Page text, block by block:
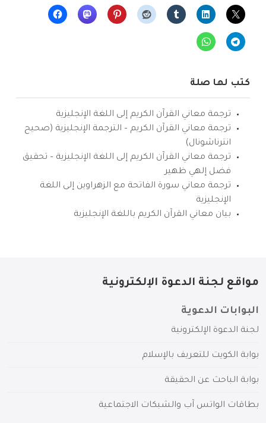
كتب لها صلة
ترجمة معاني القرآن الكريم إلى اللغة الإنجليزية
ترجمة معاني القرآن الكريم – الترجمة الإنجليزية (صحيح
انترناشونال)
ترجمة معاني القرآن الكريم إلى اللغة الإنجليزية – تحقيق
فضل إلهي ظهير
ترجمة معاني سورة الفاتحة مع الزهراوين إلى اللغة
الإنجليزية
بيان معاني القرآن الكريم باللغة الإنجليزية
مواقع لجنة الدعوة الإلكترونية
البوابات الدعوية
لجنة الدعوة الإلكترونية
بوابة الكويت للتعريف بالإسلام
بوابة الباحث عن الحقيقة
بطاقات الواتس آب والشبكات الاجتماعية